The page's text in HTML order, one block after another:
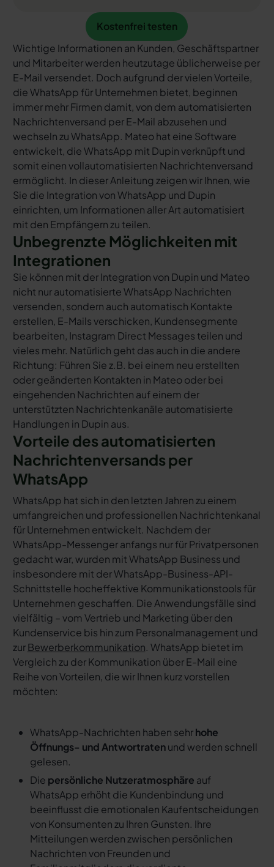
Kostenfrei testen
Kostenfrei testen
Wichtige Informationen an Kunden, Geschäftspartner
und Mitarbeiter werden heutzutage üblicherweise per
E-Mail versendet. Doch aufgrund der vielen Vorteile,
die WhatsApp für Unternehmen bietet, beginnen
immer mehr Firmen damit, von dem automatisierten
Nachrichtenversand per E-Mail abzusehen und
wechseln zu WhatsApp. Mateo hat eine Software
entwickelt, die WhatsApp mit Dupin verknüpft und
somit einen vollautomatisierten Nachrichtenversand
ermöglicht. In dieser Anleitung zeigen wir Ihnen, wie
Sie die Integration von WhatsApp und Dupin
einrichten, um Informationen aller Art automatisiert
mit den Empfängern zu teilen.
Unbegrenzte Möglichkeiten mit
Integrationen
Sie können mit der Integration von Dupin und Mateo
nicht nur automatisierte WhatsApp Nachrichten
versenden, sondern auch automatisch Kontakte
erstellen, E-Mails verschicken, Kundensegmente
bearbeiten, Instagram Direct Messages teilen und
vieles mehr. Natürlich geht das auch in die andere
Richtung: Führen Sie z.B. bei einem neu erstellten
oder geänderten Kontakten in Mateo oder bei
eingehenden Nachrichten auf einem der
unterstützten Nachrichtenkanäle automatisierte
Handlungen in Dupin aus.
Vorteile des automatisierten
Nachrichtenversands per
WhatsApp
WhatsApp hat sich in den letzten Jahren zu einem
umfangreichen und professionellen Nachrichtenkanal
für Unternehmen entwickelt. Nachdem der
WhatsApp-Messenger anfangs nur für Privatpersonen
gedacht war, wurden mit WhatsApp Business und
insbesondere mit der WhatsApp-Business-API-
Schnittstelle hocheffektive Kommunikationstools für
Unternehmen geschaffen. Die Anwendungsfälle sind
vielfältig – vom Vertrieb und Marketing über den
Kundenservice bis hin zum Personalmanagement und
zurBewerberkommunikation. WhatsApp bietet im
Vergleich zu der Kommunikation über E-Mail eine
Reihe von Vorteilen, die wir Ihnen kurz vorstellen
möchten:
WhatsApp-Nachrichten haben sehrhohe
Öffnungs- und Antwortratenund werden schnell
gelesen.
Die persönliche Nutzeratmosphäre auf
WhatsApp erhöht die Kundenbindung und
beeinflusst die emotionalen Kaufentscheidungen
von Konsumenten zu Ihren Gunsten. Ihre
Mitteilungen werden zwischen persönlichen
Nachrichten von Freunden und